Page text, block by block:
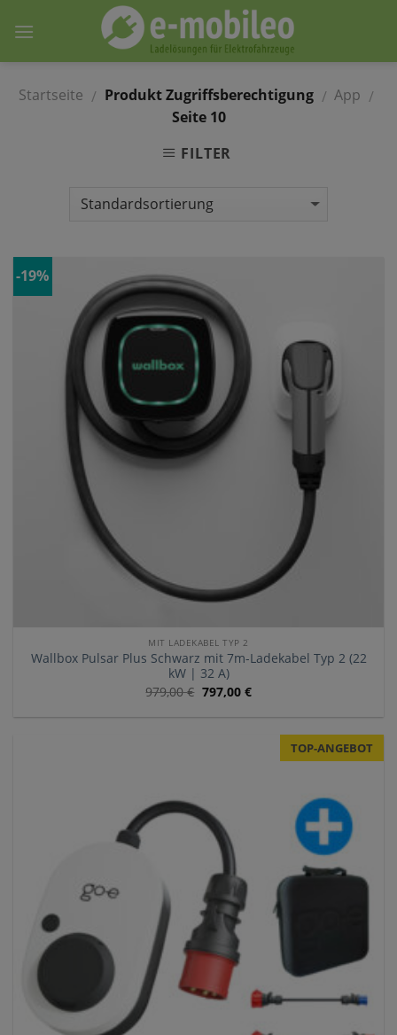
Startseite / Produkt Zugriffsberechtigung / App /
Seite 10
FILTER
-19%
MIT LADEKABEL TYP 2
Wallbox Pulsar Plus Schwarz mit 7m-Ladekabel Typ 2 (22
kW | 32 A)
979,00€ 797,00 €
TOP-ANGEBOT